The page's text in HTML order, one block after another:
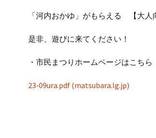
「河内おかゆ」がもらえる 【大人
是非、遊びに来てください！
・市民まつりホームページはこちら
23-09ura.pdf (matsubara.lg.jp)